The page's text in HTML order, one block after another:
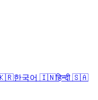
한국어 🇮🇳हिन्दी 🇸🇦